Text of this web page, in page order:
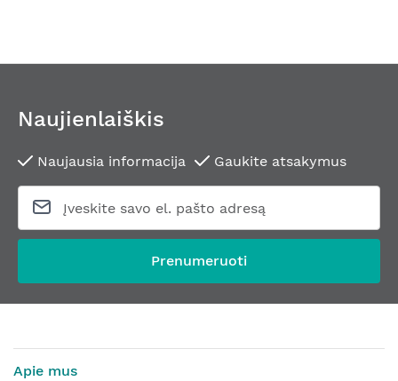
Naujienlaiškis
Naujausia informacija Gaukite atsakymus
Prenumeruoti
Apie mus